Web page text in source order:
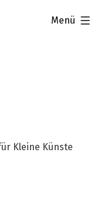
Kleine Künste
Menü
aufgeklappt